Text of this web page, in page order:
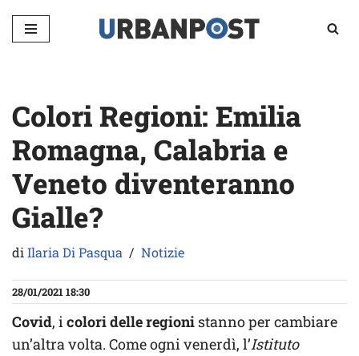
Vai
Colori Regioni: Emilia
Romagna, Calabria e
Veneto diventeranno
Gialle?
diIlaria Di Pasqua Notizie
28/01/2021 18:30
Covid, icolori delle regioni stanno per cambiare
un’altra volta. Come ogni venerdì, l’Istituto